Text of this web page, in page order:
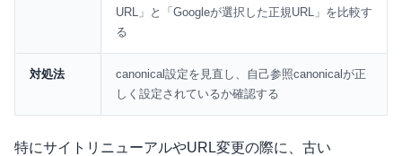
URL」と「Googleが選択した正規URL」を比較す
る
対処法
canonical設定を見直し、自己参照canonicalが正
しく設定されているか確認する
特にサイトリニューアルやURL変更の際に、古い